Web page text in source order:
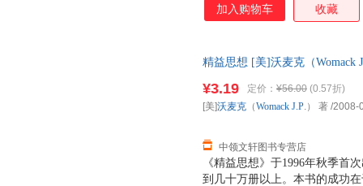
大小企业推行精益的实际情况
值流动起来；依靠客户需求拉
加入购物车 收藏
精益思想 [美]沃麦克（Womack
《精益思想》于1996年秋季首
到几十万册以上。本书的成功
¥3.19 定价： ¥56.00 (0.57折)
中领文轩图书专营店
[美]沃麦克 （Womack J.P.） 著 /2008-